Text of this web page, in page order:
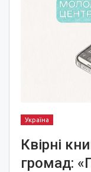
Україна
Квірні
громад: